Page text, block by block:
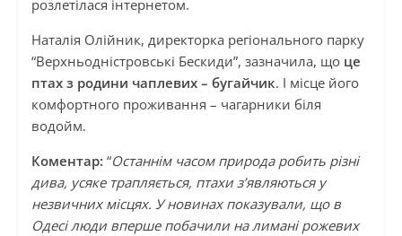
розлетілася інтернетом.
Наталія Олійник, директорка регіонального парку
“Верхньодністровські Бескиди”, зазначила, що це
птах з родини чаплевих – бугайчик. І місце його
комфортного проживання – чагарники біля
водойм.
Коментар: “Останнім часом природа робить різні
дива, усяке трапляється, птахи з’являються у
незвичних місцях. У новинах показували, що в
Одесі люди вперше побачили на лимані рожевих